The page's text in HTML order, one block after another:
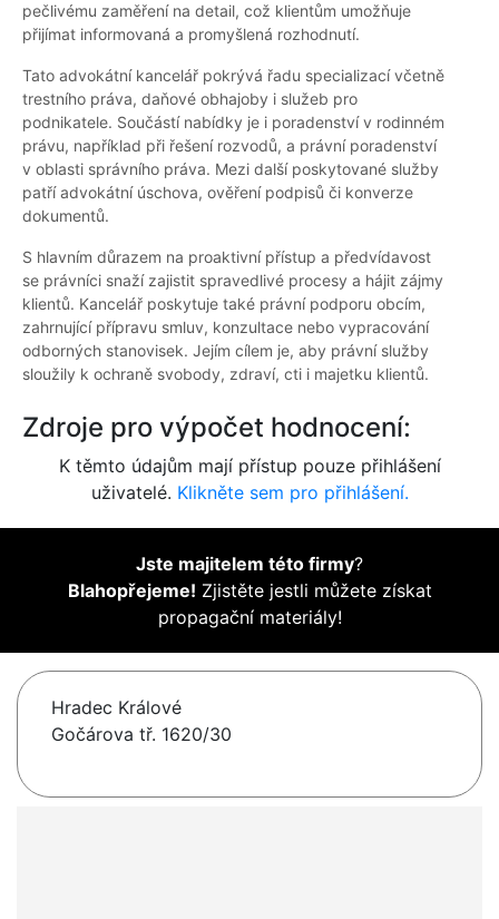
pečlivému zaměření na detail, což klientům umožňuje
přijímat informovaná a promyšlená rozhodnutí.
Tato advokátní kancelář pokrývá řadu specializací včetně
trestního práva, daňové obhajoby i služeb pro
podnikatele. Součástí nabídky je i poradenství v rodinném
právu, například při řešení rozvodů, a právní poradenství
v oblasti správního práva. Mezi další poskytované služby
patří advokátní úschova, ověření podpisů či konverze
dokumentů.
S hlavním důrazem na proaktivní přístup a předvídavost
se právníci snaží zajistit spravedlivé procesy a hájit zájmy
klientů. Kancelář poskytuje také právní podporu obcím,
zahrnující přípravu smluv, konzultace nebo vypracování
odborných stanovisek. Jejím cílem je, aby právní služby
sloužily k ochraně svobody, zdraví, cti i majetku klientů.
Zdroje pro výpočet hodnocení:
K těmto údajům mají přístup pouze přihlášení
uživatelé. Klikněte sem pro přihlášení.
Jste majitelem této firmy?
Blahopřejeme! Zjistěte jestli můžete získat
propagační materiály!
Hradec Králové
Gočárova tř. 1620/30